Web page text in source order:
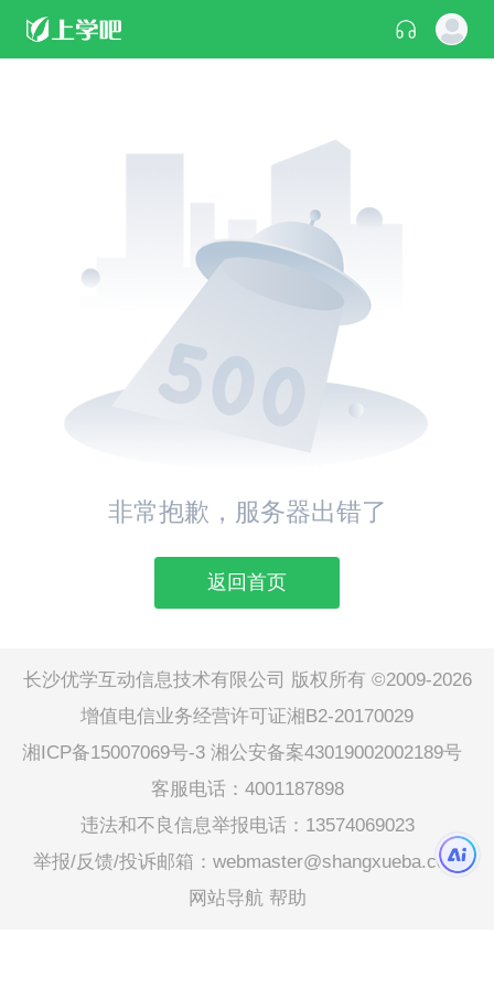
非常抱歉，服务器出错了
返回首页
长沙优学互动信息技术有限公司 版权所有 ©2009-2026
增值电信业务经营许可证湘B2-20170029
湘ICP备15007069号-3 湘公安备案43019002002189号
客服电话：4001187898
违法和不良信息举报电话：13574069023
举报/反馈/投诉邮箱：webmaster@shangxueba.com
网站导航 帮助